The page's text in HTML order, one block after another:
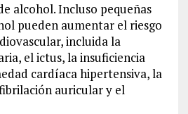
alcohol. Incluso pequeñas
pueden aumentar el riesgo
incluida la
el ictus, la insuficiencia
cardíaca hipertensiva, la
auricular y el